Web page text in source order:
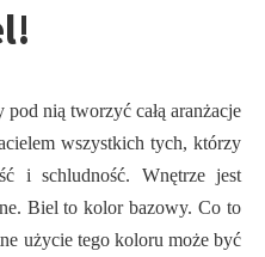
nią tworzyć całą aranżacje
wszystkich tych, którzy
i schludność. Wnętrze jest
Biel to kolor bazowy. Co to
użycie tego koloru może być